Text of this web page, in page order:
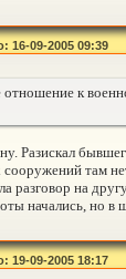
16-09-2005 09:39
к
Разискал
там
разговор на
начались, но в
19-09-2005 18:17